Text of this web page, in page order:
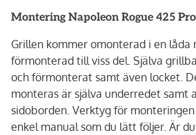
Montering Napoleon Rogue 425 Pro
Grillen kommer omonterad i en låda
förmonterad till viss del. Själva
och förmonterat samt även locket.
monteras är själva underredet samt
sidoborden. Verktyg för
enkel manual som du lätt följer. Är